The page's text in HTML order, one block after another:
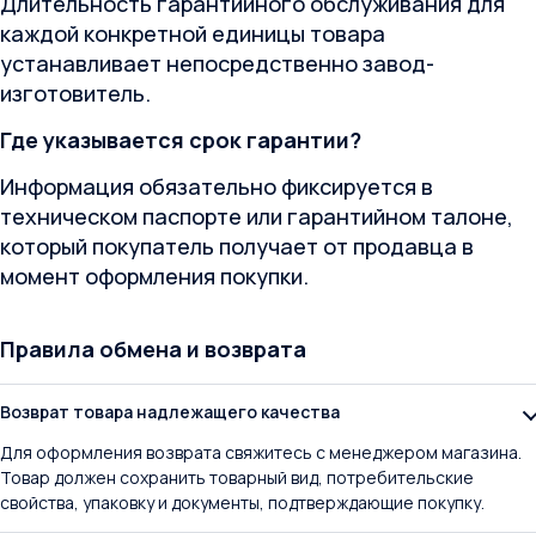
каждой конкретной единицы товара
устанавливает непосредственно завод-
изготовитель.
Где указывается срок гарантии?
Информация обязательно фиксируется в
техническом паспорте или гарантийном талоне,
который покупатель получает от продавца в
момент оформления покупки.
Правила обмена и возврата
Возврат товара надлежащего качества
Для оформления возврата свяжитесь с менеджером магазина.
Товар должен сохранить товарный вид, потребительские
свойства, упаковку и документы, подтверждающие покупку.